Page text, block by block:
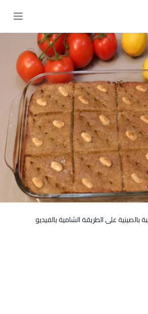
بالصينية على الطريقة الشامية بالفيديو